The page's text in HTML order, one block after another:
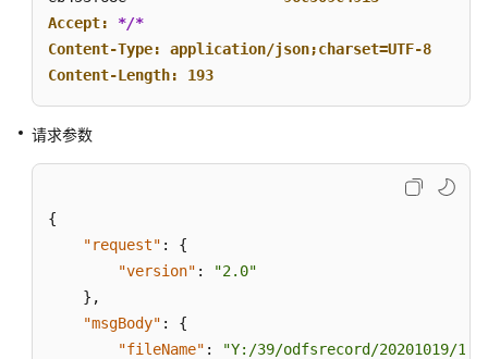
件
（扩
展）
作
详
索
引
Accept: */*
Content-Type: application/json;charset=UTF-8
Content-Length: 193
请求参数
{
"request" :
{
"version" :
"2.0"
} ,
"msgBody" :
{
"fileName" :
"Y:/39/odfsrecord/20201019/